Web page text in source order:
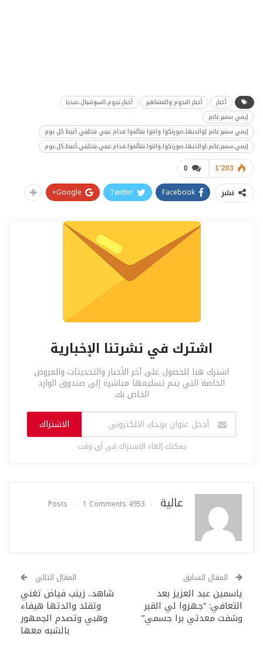
أخبار أخبار النجوم والمشاهير
أخبار،نجوم،السوشيال،ميديا
إيمي سمير غانم
إيمي سمير غانم لوالديها،صورتكوا وانتوا بتتألموا قدام عيني بتخليني أعيط كل يوم
إيمي،سمير،غانم،لوالديها،صورتكوا،وانتوا،بتتألموا،قدام،عيني،بتخليني،أعيط،كل،يوم
0 1٬203
نشر Facebook
Twitter
Google+
اشترك في نشرتنا الإخبارية
اشترك هنا للحصول على آخر الأخبار والتحديثات والعروض
الخاصة التي يتم تسليمها مباشرة إلى صندوق الوارد
الخاص بك.
الاشتراك
يمكنك إلغاء الاشتراك في أي وقت
عالية 4953 Posts
1 Comments
المقال السابق
ياسمين عبد العزيز بعد
التعافي: “جهزوا لي القبر
وشفت معدتي برا جسمي”
المقال التالي
شاهد.. زينب فياض تغني
وتقلد والدتها هيفاء
وهبي وتصدم الجمهور
بالشبه معها